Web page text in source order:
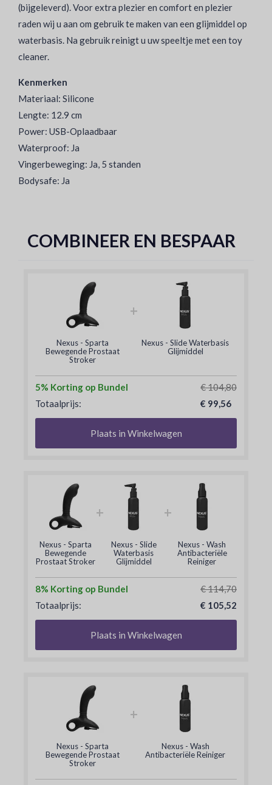
(bijgeleverd). Voor extra plezier en comfort en plezier
raden wij u aan om gebruik te maken van een glijmiddel op
waterbasis. Na gebruik reinigt u uw speeltje met een toy
cleaner.
Kenmerken
Materiaal: Silicone
Lengte: 12.9 cm
Power: USB-Oplaadbaar
Waterproof: Ja
Vingerbeweging: Ja, 5 standen
Bodysafe: Ja
COMBINEER EN BESPAAR
Nexus - Sparta
Bewegende Prostaat
Stroker
+
Nexus - Slide Waterbasis
Glijmiddel
5% Korting op Bundel
Totaalprijs:
€ 104,80
€ 99,56
Plaats in Winkelwagen
Nexus - Sparta
Bewegende
Prostaat Stroker
+
Nexus - Slide
Waterbasis
Glijmiddel
+
Nexus - Wash
Antibacteriële
Reiniger
8% Korting op Bundel
Totaalprijs:
€ 114,70
€ 105,52
Plaats in Winkelwagen
Nexus - Sparta
Bewegende Prostaat
Stroker
+
Nexus - Wash
Antibacteriële Reiniger